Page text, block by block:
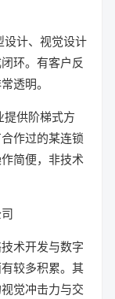
计、视觉设计
环。有客户反
透明。
供阶梯式方
作过的某连锁
简便，非技术
术开发与数字
较多积累。其
觉冲击力与交